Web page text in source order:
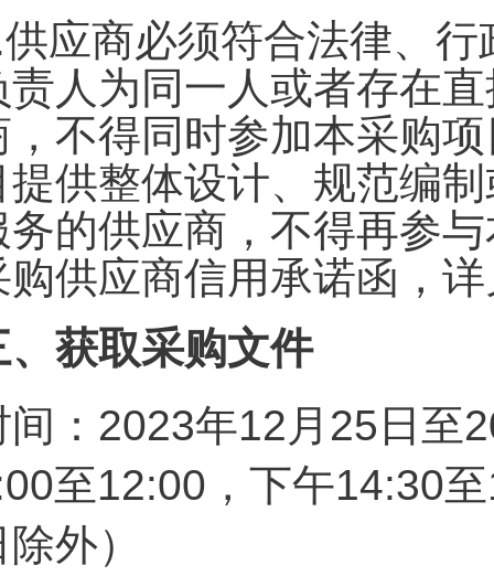
供应商必须符合法律、
责人为同一人或者存在
，不得同时参加本采购
提供整体设计、规范编
务的供应商，不得再参
购供应商信用承诺函，
、获取采购文件
间：2023年12月25日至
至12:00，下午14:30
外）